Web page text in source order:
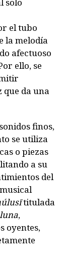
el tubo
la melodía
afectuoso
ello, se
que da una
finos,
se utiliza
o piezas
a su
del
titulada
,
oyentes,